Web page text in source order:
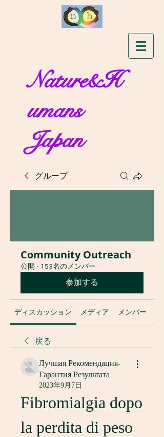
Nature&H
umans
Japan
グループ
Community Outreach
公開 · 153名のメンバー
参加する
ディスカッション メディア メンバー
戻る
Лучшая Рекомендация-
Гарантия Результата
2023年9月7日
Fibromialgia dopo
la perdita di peso